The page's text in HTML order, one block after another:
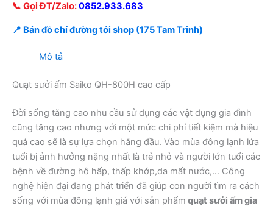
📞 Gọi ĐT/Zalo:0852.933.683
📍 Bản đồ chỉ đường tới shop (175 Tam Trinh)
Mô tả
Quạt sưởi ấm Saiko QH-800H cao cấp
Đời sống tăng cao nhu cầu sử dụng các vật dụng gia đình
cũng tăng cao nhưng với một mức chi phí tiết kiệm mà hiệu
quả cao sẽ là sự lựa chọn hằng đầu. Vào mùa đông lạnh lứa
tuổi bị ảnh hưởng nặng nhất là trẻ nhỏ và người lớn tuổi các
bệnh về đường hô hấp, thấp khớp,da mất nước,… Công
nghệ hiện đại đang phát triển đã giúp con người tìm ra cách
sống với mùa đông lạnh giá với sản phẩm quạt sưởi ấm gia